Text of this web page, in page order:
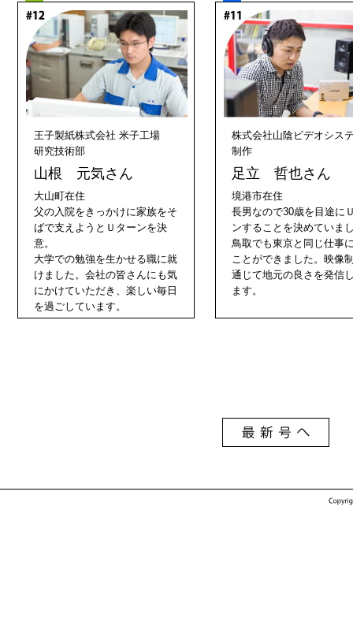
王子製紙株式会社 米子工場
研究技術部
山根 元気さん
大山町在住
父の入院をきっかけに家族をそ
ばで支えようとＵターンを決
意。
大学での勉強を生かせる職に就
けました。会社の皆さんにも気
にかけていただき、楽しい毎日
を過ごしています。
株式会社山陰ビデオシス
制作
足立 哲也さん
境港市在住
長男なので30歳を目途に
ンすることを決めていま
鳥取でも東京と同じ仕事
ことができました。映像
通じて地元の良さを発信
ます。